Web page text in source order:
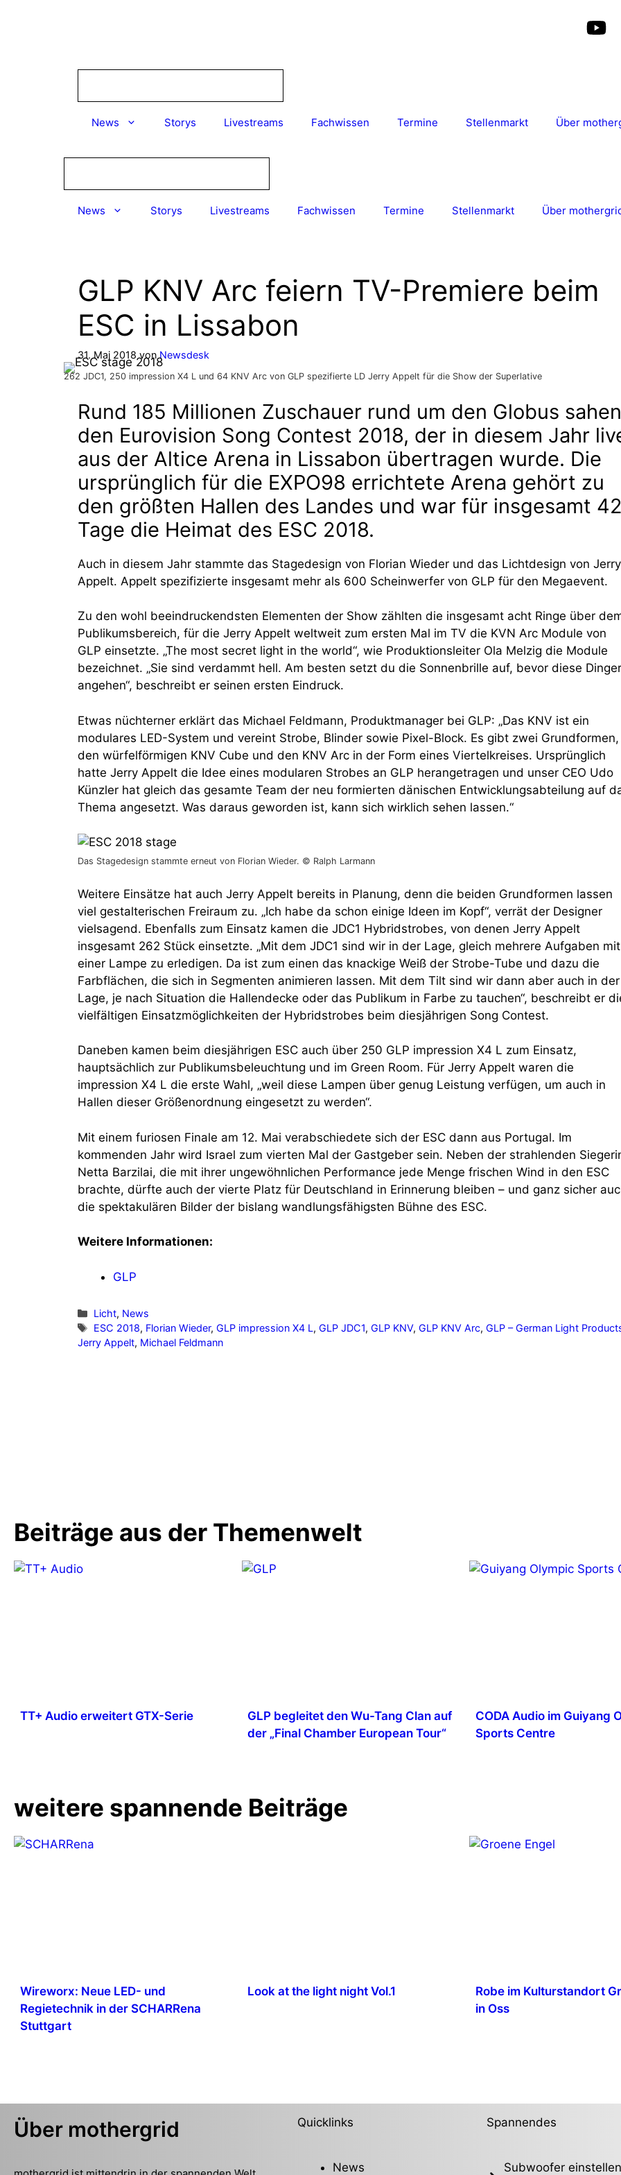
News Storys Livestreams Fachwissen Termine Stellenmarkt Über
News Storys Livestreams Fachwissen Termine Stellenmarkt Über
GLP KNV Arc feiern TV-Premiere beim
ESC in Lissabon
31. Mai 2018 vonNewsdesk
262 JDC1, 250 impression X4 L und 64 KNV Arc von GLP spezifierte LD Jerry Appelt für die Show der Superlative
Rund 185 Millionen Zuschauer rund um den Globus sahen
den Eurovision Song Contest 2018, der in diesem Jahr
aus der Altice Arena in Lissabon übertragen wurde. Die
ursprünglich für die EXPO98 errichtete Arena gehört zu
den größten Hallen des Landes und war für insgesamt 42
Tage die Heimat des ESC 2018.
Auch in diesem Jahr stammte das Stagedesign von Florian Wieder und das Lichtdesign von Jerry
Appelt. Appelt spezifizierte insgesamt mehr als 600 Scheinwerfer von GLP für den Megaevent.
Zu den wohl beeindruckendsten Elementen der Show zählten die insgesamt acht Ringe über
Publikumsbereich, für die Jerry Appelt weltweit zum ersten Mal im TV die KVN Arc Module von
GLP einsetzte. „The most secret light in the world“, wie Produktionsleiter Ola Melzig die Module
bezeichnet. „Sie sind verdammt hell. Am besten setzt du die Sonnenbrille auf, bevor diese Dinger
angehen“, beschreibt er seinen ersten Eindruck.
Etwas nüchterner erklärt das Michael Feldmann, Produktmanager bei GLP: „Das KNV ist ein
modulares LED-System und vereint Strobe, Blinder sowie Pixel-Block. Es gibt zwei Grundformen,
den würfelförmigen KNV Cube und den KNV Arc in der Form eines Viertelkreises. Ursprünglich
hatte Jerry Appelt die Idee eines modularen Strobes an GLP herangetragen und unser CEO Udo
Künzler hat gleich das gesamte Team der neu formierten dänischen Entwicklungsabteilung auf
Thema angesetzt. Was daraus geworden ist, kann sich wirklich sehen lassen.“
Das Stagedesign stammte erneut von Florian Wieder. © Ralph Larmann
Weitere Einsätze hat auch Jerry Appelt bereits in Planung, denn die beiden Grundformen lassen
viel gestalterischen Freiraum zu. „Ich habe da schon einige Ideen im Kopf“, verrät der Designer
vielsagend. Ebenfalls zum Einsatz kamen die JDC1 Hybridstrobes, von denen Jerry Appelt
insgesamt 262 Stück einsetzte. „Mit dem JDC1 sind wir in der Lage, gleich mehrere Aufgaben mit
einer Lampe zu erledigen. Da ist zum einen das knackige Weiß der Strobe-Tube und dazu die
Farbflächen, die sich in Segmenten animieren lassen. Mit dem Tilt sind wir dann aber auch in der
Lage, je nach Situation die Hallendecke oder das Publikum in Farbe zu tauchen“, beschreibt er
vielfältigen Einsatzmöglichkeiten der Hybridstrobes beim diesjährigen Song Contest.
Daneben kamen beim diesjährigen ESC auch über 250 GLP impression X4 L zum Einsatz,
hauptsächlich zur Publikumsbeleuchtung und im Green Room. Für Jerry Appelt waren die
impression X4 L die erste Wahl, „weil diese Lampen über genug Leistung verfügen, um auch in
Hallen dieser Größenordnung eingesetzt zu werden“.
Mit einem furiosen Finale am 12. Mai verabschiedete sich der ESC dann aus Portugal. Im
kommenden Jahr wird Israel zum vierten Mal der Gastgeber sein. Neben der strahlenden
Netta Barzilai, die mit ihrer ungewöhnlichen Performance jede Menge frischen Wind in den ESC
brachte, dürfte auch der vierte Platz für Deutschland in Erinnerung bleiben – und ganz sicher
die spektakulären Bilder der bislang wandlungsfähigsten Bühne des ESC.
Weitere Informationen:
GLP
Kategorien
Licht, News
Schlagwörter
ESC 2018, Florian Wieder,GLP impression X4 L,GLP JDC1,GLP KNV,GLP KNV Arc,GLP – German Light
Jerry Appelt, Michael Feldmann
Beiträge aus der Themenwelt
TT+ Audio erweitert GTX-Serie
GLP begleitet den Wu-Tang Clan auf
der „Final Chamber European Tour“
CODA Audio im Guiyang
Sports Centre
weitere spannende Beiträge
Wireworx: Neue LED- und
Regietechnik in der SCHARRena
Stuttgart
Look at the light night Vol.1
Robe im Kulturstandort
in Oss
Über mothergrid Quicklinks
News
Spannendes
Subwoofer